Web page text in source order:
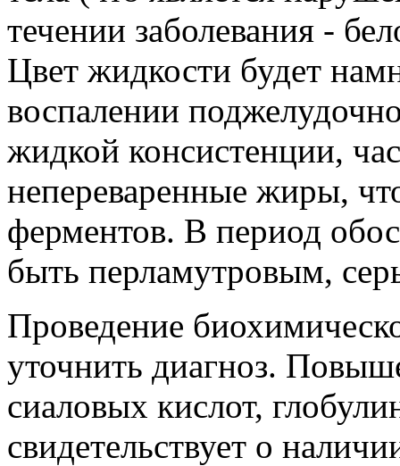
течении заболевания -
Цвет жидкости будет
воспалении
жидкой консистенции,
непереваренные жиры,
ферментов. В период
быть перламутровым,
Проведение
уточнить диагноз.
сиаловых кислот,
свидетельствует о